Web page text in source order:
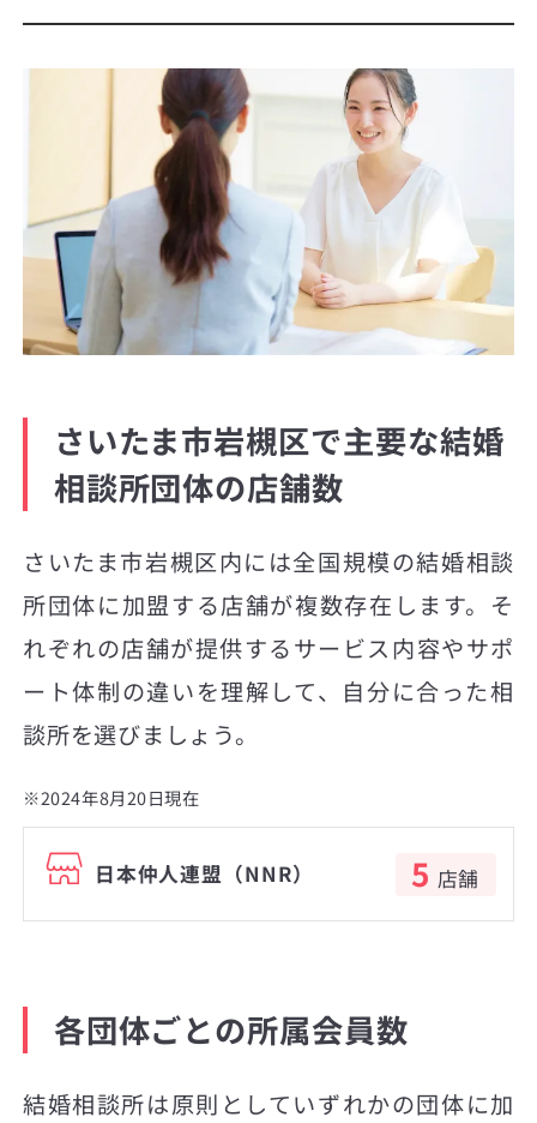
さいたま市岩槻区で主要な結婚
相談所団体の店舗数
さいたま市岩槻区内には全国規模の結婚相談
所団体に加盟する店舗が複数存在します。そ
れぞれの店舗が提供するサービス内容やサポ
ート体制の違いを理解して、自分に合った相
談所を選びましょう。
※2024年8月20日現在
日本仲人連盟（NNR） 5 店舗
各団体ごとの所属会員数
結婚相談所は原則としていずれかの団体に加